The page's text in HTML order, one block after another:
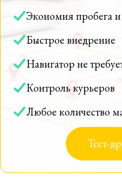
Экономия пробега
Быстрое внедрение
Навигатор не
Контроль курьеров
Любое количество
Тест-